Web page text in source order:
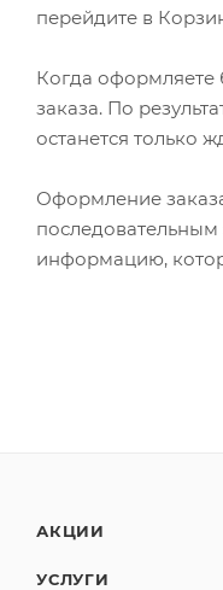
перейдите в
Когда оформляете
заказа. По
останется только
Оформление
последовательным
информацию,
АКЦИИ
УСЛУГИ